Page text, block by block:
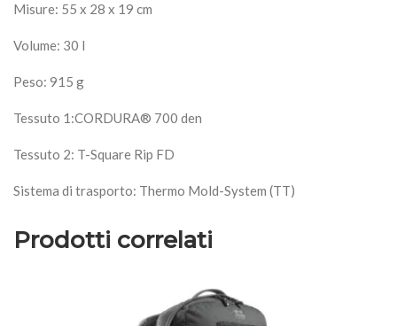
Misure: 55 x 28 x 19 cm
Volume: 30 l
Peso: 915 g
Tessuto 1:CORDURA® 700 den
Tessuto 2: T-Square Rip FD
Sistema di trasporto: Thermo Mold-System (TT)
Prodotti correlati